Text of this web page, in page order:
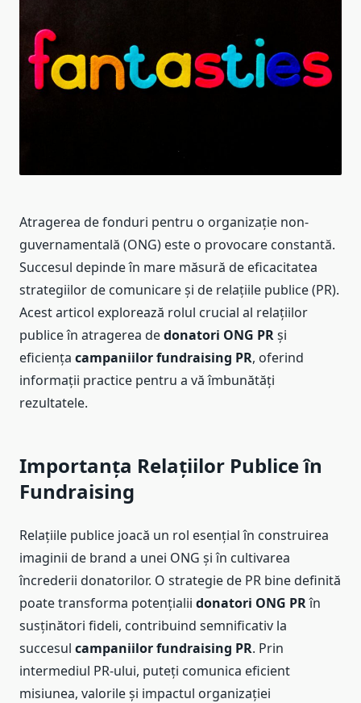
Atragerea de fonduri pentru o organizație non-
guvernamentală (ONG) este o provocare constantă.
Succesul depinde în mare măsură de eficacitatea
strategiilor de comunicare și de relațiile publice (PR).
Acest articol explorează rolul crucial al relațiilor
publice în atragerea dedonatori ONG PRși
eficiența campaniilor fundraising PR, oferind
informații practice pentru a vă îmbunătăți
rezultatele.
Importanța Relațiilor Publice în
Fundraising
Relațiile publice joacă un rol esențial în construirea
imaginii de brand a unei ONG și în cultivarea
încrederii donatorilor. O strategie de PR bine definită
poate transforma potențialii donatori ONG PRîn
susținători fideli, contribuind semnificativ la
succesul campaniilor fundraising PR. Prin
intermediul PR-ului, puteți comunica eficient
misiunea, valorile și impactul organizației